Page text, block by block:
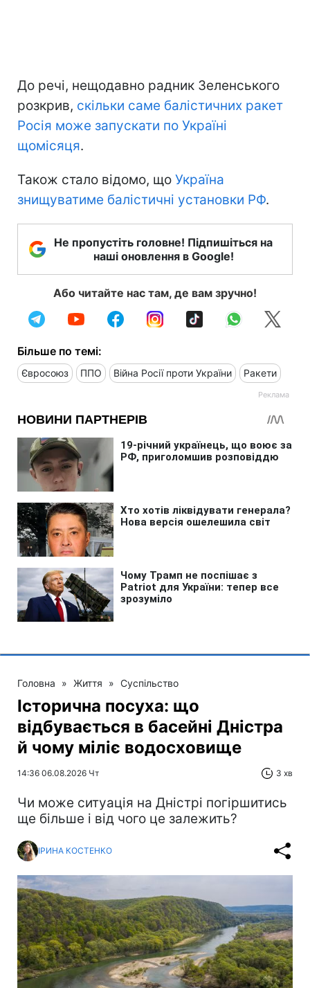
До речі, нещодавно радник Зеленського
розкрив, скільки саме балістичних ракет
Росія може запускати по Україні
щомісяця.
Також стало відомо, що Україна
знищуватиме балістичні установки РФ.
Не пропустіть головне! Підпишіться на
наші оновлення в Google!
Або читайте нас там, де вам зручно!
Більше по темі:
Євросоюз ППО Війна Росії проти України Ракети
Головна » Життя » Суспільство
Історична посуха: що
відбувається в басейні Дністра
й чому міліє водосховище
14:36 06.08.2026 Чт 3 хв
Чи може ситуація на Дністрі погіршитись
ще більше і від чого це залежить?
ІРИНА КОСТЕНКО